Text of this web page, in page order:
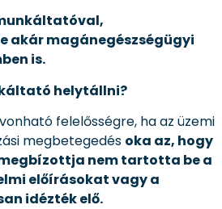
akár magánegészségügyi
is.
helytállni?
felelősségre, ha az üzemi
megbetegedés oka az, hogy
nem tartotta be a
előírásokat vagy a
idézték elő.